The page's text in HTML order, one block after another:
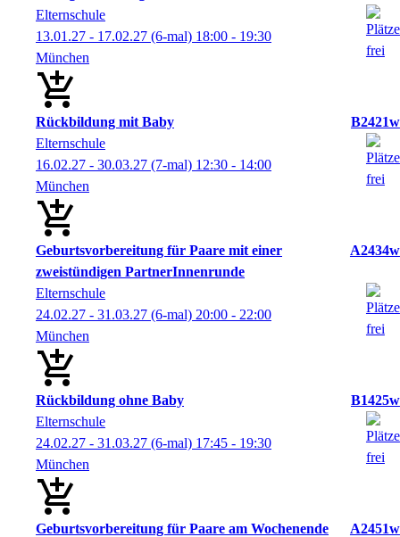
Elternschule
13.01.27 - 17.02.27 (6-mal) 18:00 - 19:30
München
Rückbildung mit Baby
B2421w
Elternschule
16.02.27 - 30.03.27 (7-mal) 12:30 - 14:00
München
Geburtsvorbereitung für Paare mit einer
zweistündigen PartnerInnenrunde
A2434w
Elternschule
24.02.27 - 31.03.27 (6-mal) 20:00 - 22:00
München
Rückbildung ohne Baby
B1425w
Elternschule
24.02.27 - 31.03.27 (6-mal) 17:45 - 19:30
München
Geburtsvorbereitung für Paare am Wochenende
A2451w